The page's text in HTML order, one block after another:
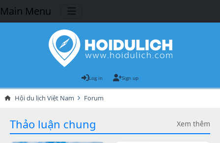
Main Menu
Log in Sign up
Hội du lịch Việt Nam Forum
Thảo luận chung Xem thêm